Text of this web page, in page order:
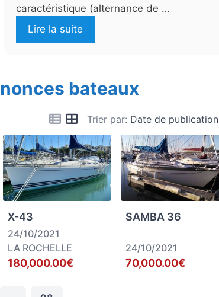
caractéristique (alternance de …
Lire la suite
bateaux
Trier par: Date de publication
X-43
24/10/2021
LA ROCHELLE
180,000.00€
SAMBA 36
24/10/2021
70,000.00€